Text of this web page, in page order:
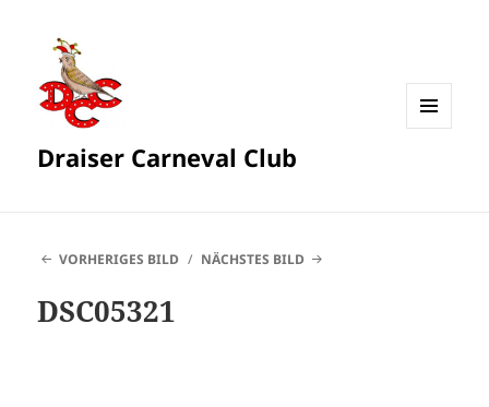
Draiser Carneval Club
VORHERIGES BILD NÄCHSTES BILD
DSC05321